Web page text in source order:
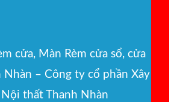
cửa, Màn Rèm cửa sổ, cửa
Nhàn – Công ty cổ phần Xây
thất Thanh Nhàn